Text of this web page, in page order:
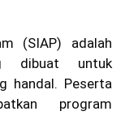
(SIAP) adalah
dibuat untuk
handal. Peserta
program